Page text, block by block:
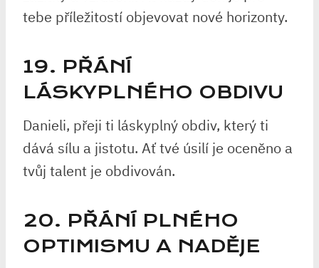
tebe příležitostí objevovat nové horizonty.
19. PŘÁNÍ
LÁSKYPLNÉHO OBDIVU
Danieli, přeji ti láskyplný obdiv, který ti
dává sílu a jistotu. Ať tvé úsilí je oceněno a
tvůj talent je obdivován.
20. PŘÁNÍ PLNÉHO
OPTIMISMU A NADĚJE